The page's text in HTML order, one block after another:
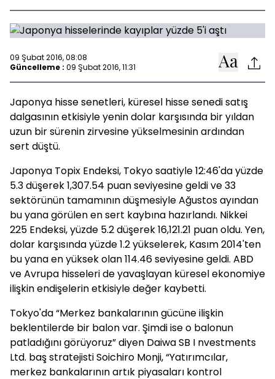
09 Şubat 2016, 08:08
Güncelleme : 09 Şubat 2016, 11:31
Japonya hisse senetleri, küresel hisse senedi satış
dalgasının etkisiyle yenin dolar karşısında bir yıldan
uzun bir sürenin zirvesine yükselmesinin ardından
sert düştü.
Japonya Topix Endeksi, Tokyo saatiyle 12:46'da yüzde
5.3 düşerek 1,307.54 puan seviyesine geldi ve 33
sektörünün tamamının düşmesiyle Ağustos ayından
bu yana görülen en sert kaybına hazırlandı. Nikkei
225 Endeksi, yüzde 5.2 düşerek 16,121.21 puan oldu. Yen,
dolar karşısında yüzde 1.2 yükselerek, Kasım 2014'ten
bu yana en yüksek olan 114.46 seviyesine geldi. ABD
ve Avrupa hisseleri de yavaşlayan küresel ekonomiye
ilişkin endişelerin etkisiyle değer kaybetti.
Tokyo'da “Merkez bankalarının gücüne ilişkin
beklentilerde bir balon var. Şimdi ise o balonun
patladığını görüyoruz” diyen Daiwa SB I nvestments
Ltd. baş stratejisti Soichiro Monji, “Yatırımcılar,
merkez bankalarının artık piyasaları kontrol